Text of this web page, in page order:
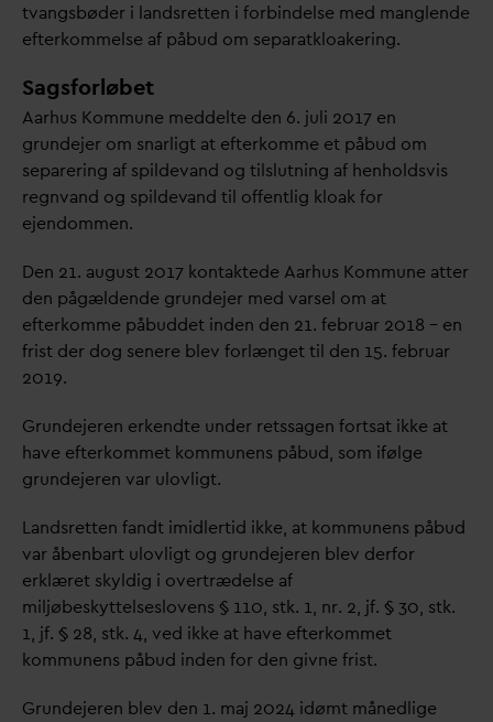
tvangsbøder i landsretten i forbindelse med manglende
efterkommelse af påbud om separatkloakering.
Sagsforløbet
Aarhus Kommune meddelte den 6. juli 2017 en
grundejer om snarligt at efterkomme et påbud om
separering af spildevand og tilslutning af henholdsvis
regnvand og spildevand til offentlig kloak for
ejendommen.
Den 21. august 2017 kontaktede Aarhus Kommune atter
den pågældende grundejer med varsel om at
efterkomme påbuddet inden den 21. februar 2018 – en
frist der dog senere blev forlænget til den 15. februar
2019.
Grundejeren erkendte under retssagen fortsat ikke at
have efterkommet kommunens påbud, som ifølge
grundejeren var ulovligt.
Landsretten fandt imidlertid ikke, at kommunens påbud
var åbenbart ulovligt og grundejeren blev derfor
erklæret skyldig i overtrædelse af
miljøbeskyttelseslovens § 110, stk. 1, nr. 2, jf. § 30, stk.
1, jf. § 28, stk. 4, ved ikke at have efterkommet
kommunens påbud inden for den givne frist.
Grundejeren blev den 1. maj 2024 idømt månedlige